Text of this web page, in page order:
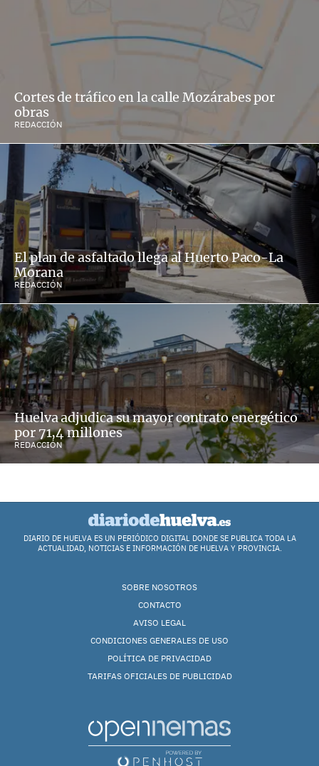
Cortes de tráfico en la calle Mozárabes por
obras
REDACCIÓN
El plan de asfaltado llega al Huerto Paco-La
Morana
REDACCIÓN
Huelva adjudica su mayor contrato energético
por 71,4 millones
REDACCIÓN
DIARIO DE HUELVA ES UN PERIÓDICO DIGITAL DONDE SE PUBLICA TODA LA
ACTUALIDAD, NOTICIAS E INFORMACIÓN DE HUELVA Y PROVINCIA.
SOBRE NOSOTROS
CONTACTO
AVISO LEGAL
CONDICIONES GENERALES DE USO
POLÍTICA DE PRIVACIDAD
TARIFAS OFICIALES DE PUBLICIDAD